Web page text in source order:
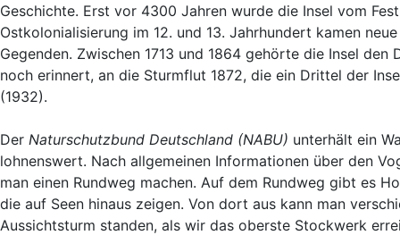
Geschichte. Erst vor 4300 Jahren wurde die Insel vom
Ostkolonialisierung im 12. und 13. Jahrhundert kamen
Gegenden. Zwischen 1713 und 1864 gehörte die Insel
noch erinnert, an die Sturmflut 1872, die ein Drittel der
(1932).
Der Naturschutzbund Deutschland (NABU) unterhält ein
lohnenswert. Nach allgemeinen Informationen über den
man einen Rundweg machen. Auf dem Rundweg gibt es
die auf Seen hinaus zeigen. Von dort aus kann man
Aussichtsturm standen, als wir das oberste Stockwerk